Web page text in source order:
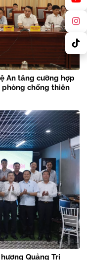
An tăng cường hợp
phòng chống thiên
Quảng Trị